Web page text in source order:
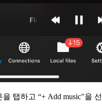
탭하고 “+ Add music"을 선